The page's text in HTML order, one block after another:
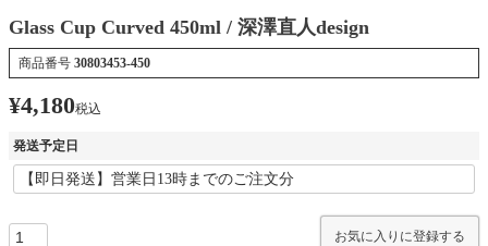
Glass Cup Curved 450ml / 深澤直人design
商品番号 30803453-450
¥4,180税込
発送予定日
お気に入りに登録する